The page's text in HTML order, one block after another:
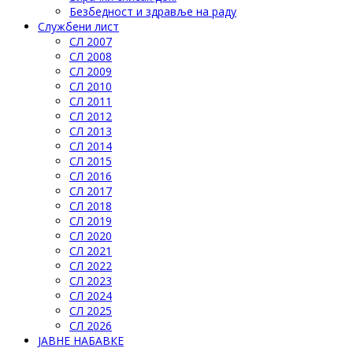
Безбедност и здравље на раду
Службени лист
СЛ 2007
СЛ 2008
СЛ 2009
СЛ 2010
СЛ 2011
СЛ 2012
СЛ 2013
СЛ 2014
СЛ 2015
СЛ 2016
СЛ 2017
СЛ 2018
СЛ 2019
СЛ 2020
СЛ 2021
СЛ 2022
СЛ 2023
СЛ 2024
СЛ 2025
СЛ 2026
ЈАВНЕ НАБАВКЕ